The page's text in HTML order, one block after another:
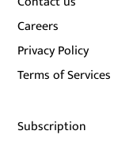
Careers
Privacy Policy
Terms of Services
Subscription